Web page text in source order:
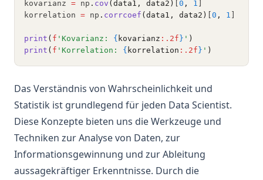
kovarianz = np . cov (data1, data2) 0 , 1
korrelation = np . corrcoef (data1, data2) 0 , 1
print ( f 'Kovarianz: { kovarianz :.2f } ' )
print ( f 'Korrelation: { korrelation :.2f } ' )
Das Verständnis von Wahrscheinlichkeit und
Statistik ist grundlegend für jeden Data Scientist.
Diese Konzepte bieten uns die Werkzeuge und
Techniken zur Analyse von Daten, zur
Informationsgewinnung und zur Ableitung
aussagekräftiger Erkenntnisse. Durch die